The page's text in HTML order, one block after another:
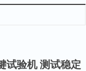
试验机 测试稳定